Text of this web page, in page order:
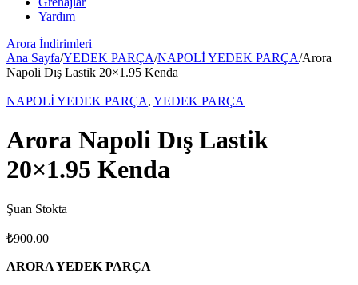
Yardım
Arora İndirimleri
Ana Sayfa/YEDEK PARÇA/NAPOLİ YEDEK PARÇA/Arora
Napoli Dış Lastik 20×1.95 Kenda
NAPOLİ YEDEK PARÇA, YEDEK PARÇA
Arora Napoli Dış Lastik
20×1.95 Kenda
Şuan Stokta
₺900.00
ARORA YEDEK PARÇA